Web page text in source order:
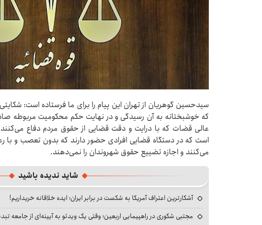
سیدحسین گوهریان از تهران این پیام را برای ما فرستاده است:
که خوشبختانه به آن رسیدگی و در نهایت حکم محکومیت مربوطه
عالی قضات که با درایت و دقت قضایی از حقوق مردم دفاع
است که در دستگاه قضایی افرادی حضور دارند که بدون تعصب و با
می‌کنند و اجازه تضییع حقوق شهروندان را نمی‌دهند.
شاید ندیده باشید
آشکارترین اعتراف آمریکا به شکست در برابر ایران؛ ایده خلاقانه خریداریم!
مجتبی شکوری در راهپیمایی اربعین؛ وقتی یک ویدئو به آیینه‌ای از جامعه